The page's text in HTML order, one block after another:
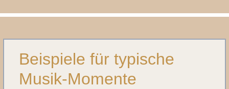
Beispiele für typische
Musik-Momente